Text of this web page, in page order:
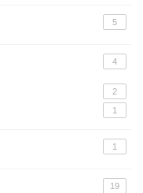
5
4
2
1
1
19